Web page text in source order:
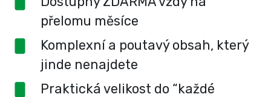
přelomu měsíce
Komplexní a poutavý obsah, který
jinde nenajdete
Praktická velikost do “každé